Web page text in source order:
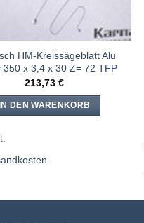
HM-Kreissägeblatt Alu
350 x 3,4 x 30 Z= 72 TFP
213,73€
IN DEN WARENKORB